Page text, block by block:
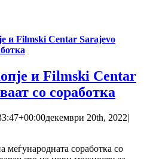
и Filmski Centar Sarajevo
и Filmski Centar
со соработка
декември 20th, 2022|
меѓународната соработка со